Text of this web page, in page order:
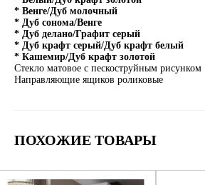
* Венге/Дуб молочный
* Дуб сонома/Венге
* Дуб делано/Графит серый
* Дуб крафт серый/Дуб крафт белый
* Кашемир/Дуб крафт золотой
Стекло матовое с пескоструйным рисунком
Направляющие ящиков роликовые
ПОХОЖИЕ ТОВАРЫ